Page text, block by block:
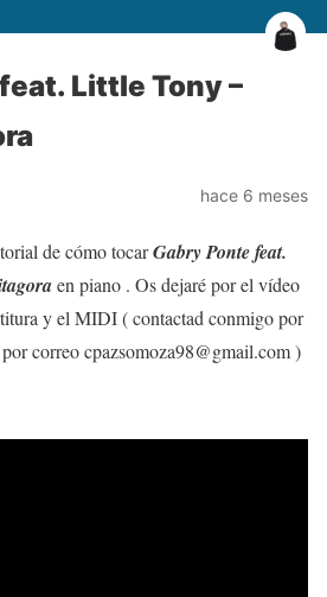
Little Tony –
hace 6 meses
de cómo tocarGabry Ponte feat.
en piano . Os dejaré por el vídeo
y el MIDI ( contactad conmigo por
correo cpazsomoza98@gmail.com )